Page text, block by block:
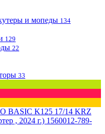
и мопеды 134
129
22
33